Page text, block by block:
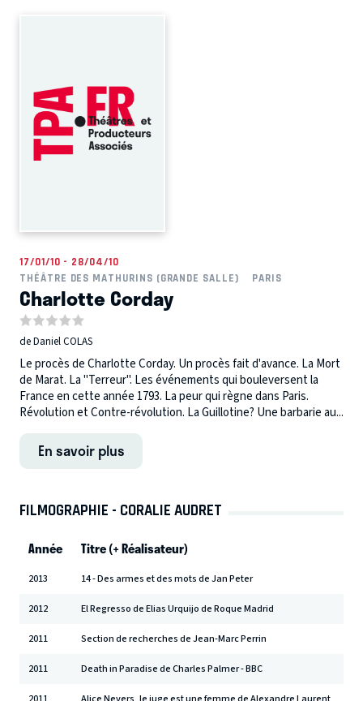
17/01/10 - 28/04/10
THÉÂTRE DES MATHURINS (GRANDE SALLE)
PARIS
Charlotte Corday
de Daniel COLAS
Le procès de Charlotte Corday. Un procès fait d'avance. La Mort
de Marat. La "Terreur". Les événements qui bouleversent la
France en cette année 1793. La peur qui règne dans Paris.
Révolution et Contre-révolution. La Guillotine? Une barbarie au...
En savoir plus
FILMOGRAPHIE - CORALIE AUDRET
Année Titre (+ Réalisateur)
2013 14 - Des armes et des mots de Jan Peter
2012 El Regresso de Elias Urquijo de Roque Madrid
2011 Section de recherches de Jean-Marc Perrin
2011 Death in Paradise de Charles Palmer - BBC